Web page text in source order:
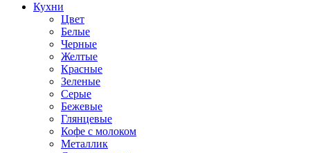
Кухни
Цвет
Белые
Черные
Желтые
Красные
Зеленые
Серые
Бежевые
Глянцевые
Кофе с молоком
Металлик